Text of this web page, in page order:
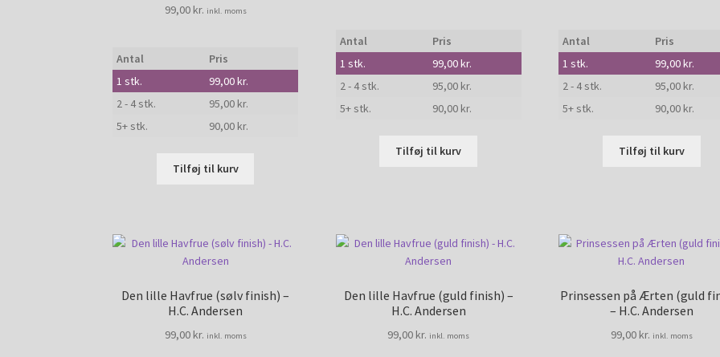
99,00 kr. inkl. moms
Antal
Pris
1stk. 99,00kr.
2 - 4 stk.
95,00 kr.
5+ stk.
90,00 kr.
Tilføj til kurv
Antal
Pris
1 stk. 99,00kr.
2 - 4 stk.
95,00 kr.
5+ stk.
90,00 kr.
Tilføj til kurv
Antal
Pris
1stk. 99,00kr.
2 - 4 stk.
95,00 kr.
5+ stk.
90,00 kr.
Tilføj til kurv
Den lille Havfrue (sølv finish) –
H.C. Andersen
99,00 kr. inkl. moms
Den lille Havfrue (guld finish) –
H.C. Andersen
99,00 kr. inkl. moms
Prinsessen på Ærten (guld
– H.C. Andersen
99,00 kr. inkl. moms